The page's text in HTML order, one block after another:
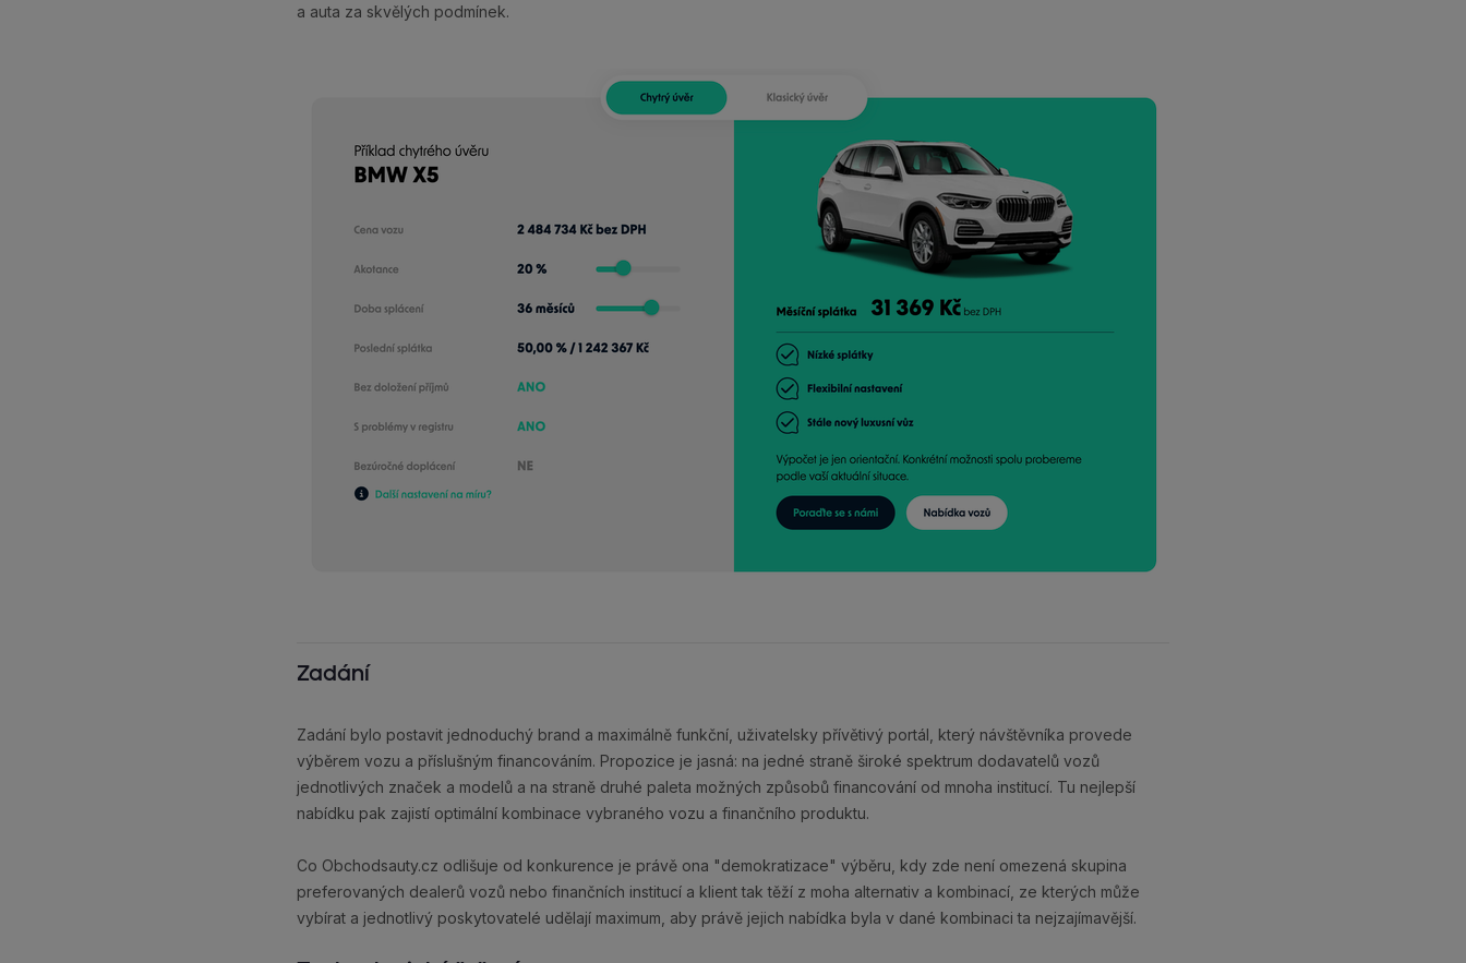
a auta za skvělých podmínek.
Zadání
Zadání bylo postavit jednoduchý brand a maximálně funkční, uživatelsky přívětivý portál, který návštěvníka provede
výběrem vozu a příslušným financováním. Propozice je jasná: na jedné straně široké spektrum dodavatelů vozů
jednotlivých značek a modelů a na straně druhé paleta možných způsobů financování od mnoha institucí. Tu nejlepší
nabídku pak zajistí optimální kombinace vybraného vozu a finančního produktu.
Co Obchodsauty.cz odlišuje od konkurence je právě ona "demokratizace" výběru, kdy zde není omezená skupina
preferovaných dealerů vozů nebo finančních institucí a klient tak těží z moha alternativ a kombinací, ze kterých může
vybírat a jednotlivý poskytovatelé udělají maximum, aby právě jejich nabídka byla v dané kombinaci ta nejzajímavější.